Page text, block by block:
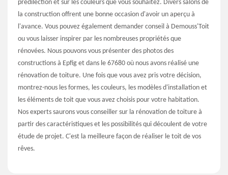
prédilection et sur les couleurs que vous souhaitez. Divers salons de
la construction offrent une bonne occasion d'avoir un aperçu à
l'avance. Vous pouvez également demander conseil à Demouss'Toit
ou vous laisser inspirer par les nombreuses propriétés que
rénovées. Nous pouvons vous présenter des photos des
constructions à Epfig et dans le 67680 où nous avons réalisé une
rénovation de toiture. Une fois que vous avez pris votre décision,
montrez-nous les formes, les couleurs, les modèles d'installation et
les éléments de toit que vous avez choisis pour votre habitation.
Nos experts saurons vous conseiller sur la rénovation de toiture à
partir des caractéristiques et les possibilités qui découlent de votre
étude de projet. C'est la meilleure façon de réaliser le toit de vos
rêves.